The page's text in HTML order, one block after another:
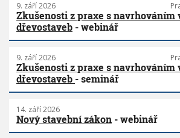
9. září 2026
Zkušenosti z praxe s navrhováním
dřevostaveb - webinář
9. září 2026
Zkušenosti z praxe s navrhováním
dřevostaveb - seminář
14. září 2026
Nový stavební zákon - webinář